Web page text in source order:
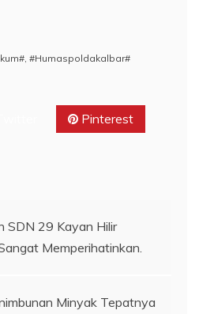
#Humaspoldakalbar#
Pinterest
SDN 29 Kayan Hilir
Memperihatinkan.
Minyak Tepatnya